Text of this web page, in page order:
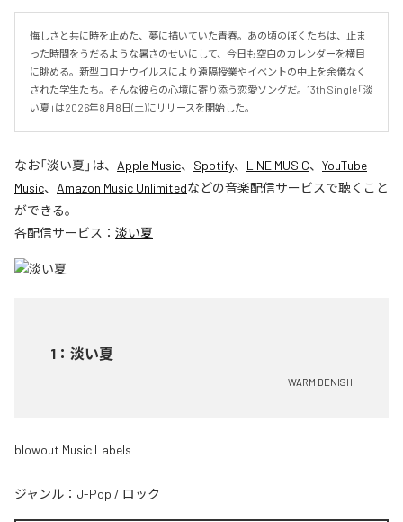
悔しさと共に時を止めた、夢に描いていた青春。あの頃のぼくたちは、止ま
った時間をうだるような暑さのせいにして、今日も空白のカレンダーを横目
に眺める。新型コロナウイルスにより遠隔授業やイベントの中止を余儀なく
された学生たち。そんな彼らの心境に寄り添う恋愛ソングだ。13th Single「淡
い夏」は2026年8月8日(土)にリリースを開始した。
なお「淡い夏 」は、 Apple Music、 Spotify、 LINE MUSIC、 YouTube
Music、 Amazon Music Unlimitedなどの音楽配信サービスで聴くこと
ができる。
各配信サービス： 淡い夏
1 ： 淡い夏
WARM DENISH
blowout Music Labels
ジャンル： J-Pop / ロック